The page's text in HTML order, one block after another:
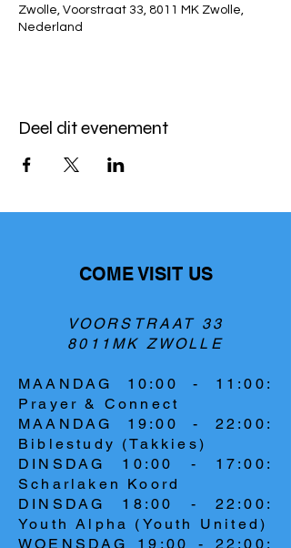
Zwolle, Voorstraat 33, 8011 MK Zwolle,
Nederland
Deel dit evenement
COME VISIT US
VOORSTRAAT 33
8011MK ZWOLLE
MAANDAG 10:00 - 11:00:
Prayer & Connect
MAANDAG 19:00 - 22:00:
Biblestudy (Takkies)
DINSDAG 10:00 - 17:00:
Scharlaken Koord
DINSDAG 18:00 - 22:00:
Youth Alpha (Youth United)
WOENSDAG 19:00 - 22:00: